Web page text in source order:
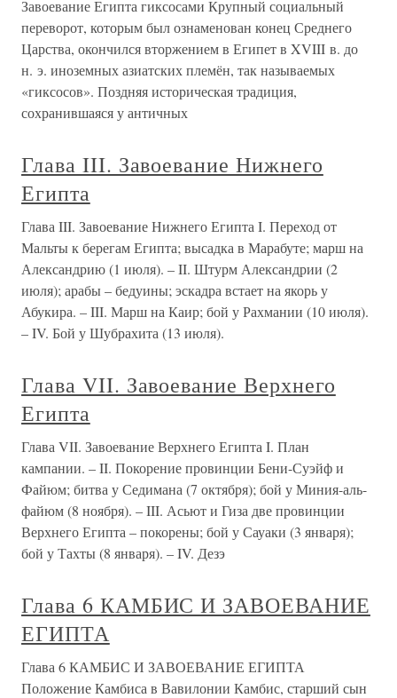
Завоевание Египта гиксосами Крупный социальный
переворот, которым был ознаменован конец Среднего
Царства, окончился вторжением в Египет в XVIII в. до
н. э. иноземных азиатских племён, так называемых
«гиксосов». Поздняя историческая традиция,
сохранившаяся у античных
Глава III. Завоевание Нижнего
Египта
Глава III. Завоевание Нижнего Египта I. Переход от
Мальты к берегам Египта; высадка в Марабуте; марш на
Александрию (1 июля). – II. Штурм Александрии (2
июля); арабы – бедуины; эскадра встает на якорь у
Абукира. – III. Марш на Каир; бой у Рахмании (10 июля).
– IV. Бой у Шубрахита (13 июля).
Глава VII. Завоевание Верхнего
Египта
Глава VII. Завоевание Верхнего Египта I. План
кампании. – II. Покорение провинции Бени-Суэйф и
Файюм; битва у Седимана (7 октября); бой у Миния-аль-
файюм (8 ноября). – III. Асьют и Гиза две провинции
Верхнего Египта – покорены; бой у Сауаки (3 января);
бой у Тахты (8 января). – IV. Дезэ
Глава 6 КАМБИС И ЗАВОЕВАНИЕ
ЕГИПТА
Глава 6 КАМБИС И ЗАВОЕВАНИЕ ЕГИПТА
Положение Камбиса в Вавилонии Камбис, старший сын